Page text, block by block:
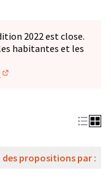
2022 est close.
habitantes et les
des propositions par :